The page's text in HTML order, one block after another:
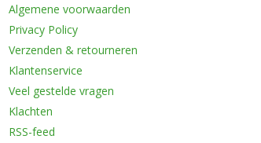
Algemene voorwaarden
Privacy Policy
Verzenden & retourneren
Klantenservice
Veel gestelde vragen
Klachten
RSS-feed